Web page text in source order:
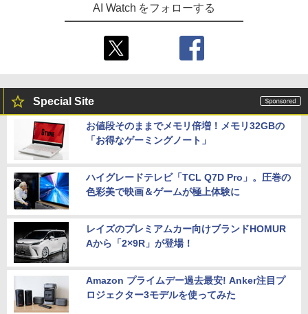
U320F22
AI Watch をフォローする
Special Site
お値段そのままでメモリ倍増！メモリ32GBの
「お得なゲーミングノート」
ハイグレードテレビ「TCL Q7D Pro」。圧巻の
色彩美で映画＆ゲームが極上体験に
レイズのプレミアムカー向けブランドHOMUR
Aから「2×9R」が登場！
Amazon プライムデー過去最安! Anker注目プ
ロジェクター3モデルを使ってみた